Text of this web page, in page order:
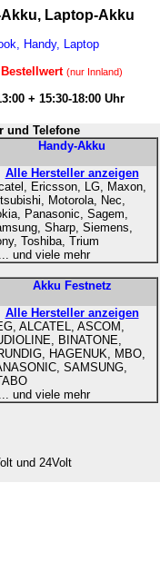
Laptop-Akku
Handy, Laptop
(nur Innland)
+ 15:30-18:00 Uhr
und Telefone
Handy-Akku
Alle Hersteller anzeigen
Ericsson, LG, Maxon,
Motorola, Nec,
Panasonic, Sagem,
Sharp, Siemens,
Toshiba, Trium
und viele mehr
Akku Festnetz
Alle Hersteller anzeigen
ALCATEL, ASCOM,
BINATONE,
HAGENUK, MBO,
SAMSUNG,
und viele mehr
und 24Volt